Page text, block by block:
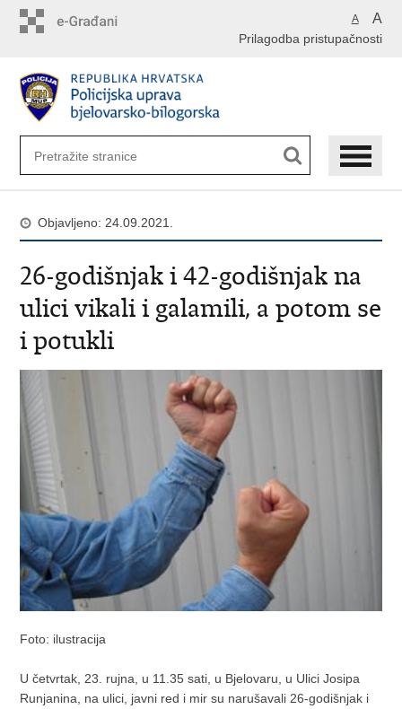
A A
Prilagodba pristupačnosti
Objavljeno: 24.09.2021.
26-godišnjak i 42-godišnjak na
ulici vikali i galamili, a potom se
i potukli
Foto: ilustracija
U četvrtak, 23. rujna, u 11.35 sati, u Bjelovaru, u Ulici Josipa
Runjanina, na ulici, javni red i mir su narušavali 26-godišnjak i